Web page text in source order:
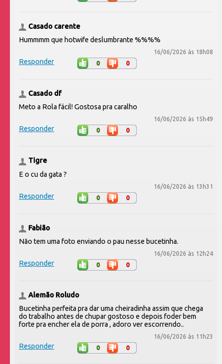
Casado carente
Hummmm que hotwife deslumbrante %%%%
16/06/2026 às 18h08
Responder 0 0
Casado df
Meto a Rola fácil! Gostosa pra caralho
16/06/2026 às 15h49
Responder 0 0
Tigre
E o cu da gata ?
16/06/2026 às 13h31
Responder 0 0
Fabião
Não tem uma foto enviando o pau nesse bucetinha.
16/06/2026 às 12h24
Responder 0 0
Alemão Roludo
Bucetinha perfeita pra dar uma cheiradinha assim que chega
do trabalho antes de chupar gostoso e depois foder bem
forte pra encher ela de porra , adoro ver escorrendo..
16/06/2026 às 11h23
Responder 0 0